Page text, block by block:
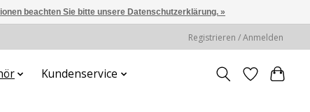
Registrieren / Anmelden
Kundenservice
beachten Sie bitte unsere Datenschutzerklärung. »